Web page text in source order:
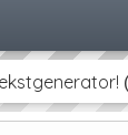
emoji en